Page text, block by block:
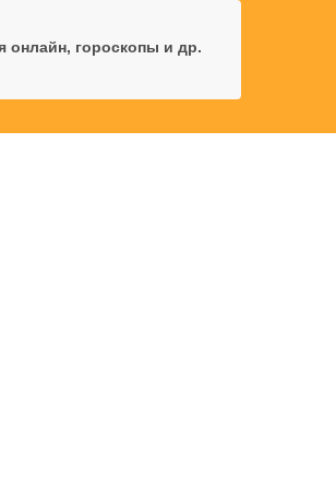
онлайн, гороскопы и др.